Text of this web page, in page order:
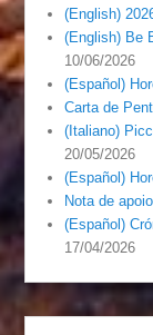
(English)
(English) Be
10/06/2026
(Español)
Carta de
(Italiano)
20/05/2026
(Español)
Nota de
(Español)
17/04/2026